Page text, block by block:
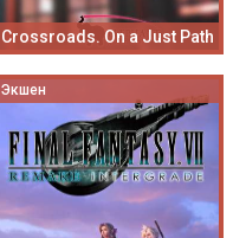
Crossroads. On a Just Path
Экшен